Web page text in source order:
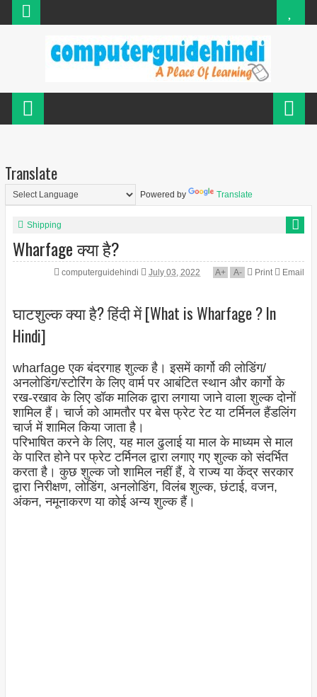
Translate
Powered by Translate
Shipping
Wharfage क्या है?
computerguidehindi July 03, 2022 A+ A- Print Email
घाटशुल्क क्या है? हिंदी में [What is Wharfage ? In
Hindi]
wharfage एक बंदरगाह शुल्क है। इसमें कार्गो की लोडिंग/
अनलोडिंग/स्टोरिंग के लिए वार्म पर आबंटित स्थान और कार्गो के
रख-रखाव के लिए डॉक मालिक द्वारा लगाया जाने वाला शुल्क दोनों
शामिल हैं। चार्ज को आमतौर पर बेस फ्रेट रेट या टर्मिनल हैंडलिंग
चार्ज में शामिल किया जाता है।
परिभाषित करने के लिए, यह माल ढुलाई या माल के माध्यम से माल
के पारित होने पर फ्रेट टर्मिनल द्वारा लगाए गए शुल्क को संदर्भित
करता है। कुछ शुल्क जो शामिल नहीं हैं, वे राज्य या केंद्र सरकार
द्वारा निरीक्षण, लोडिंग, अनलोडिंग, विलंब शुल्क, छंटाई, वजन,
अंकन, नमूनाकरण या कोई अन्य शुल्क हैं।